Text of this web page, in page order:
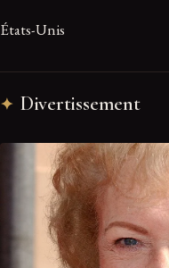
États-Unis
Divertissement